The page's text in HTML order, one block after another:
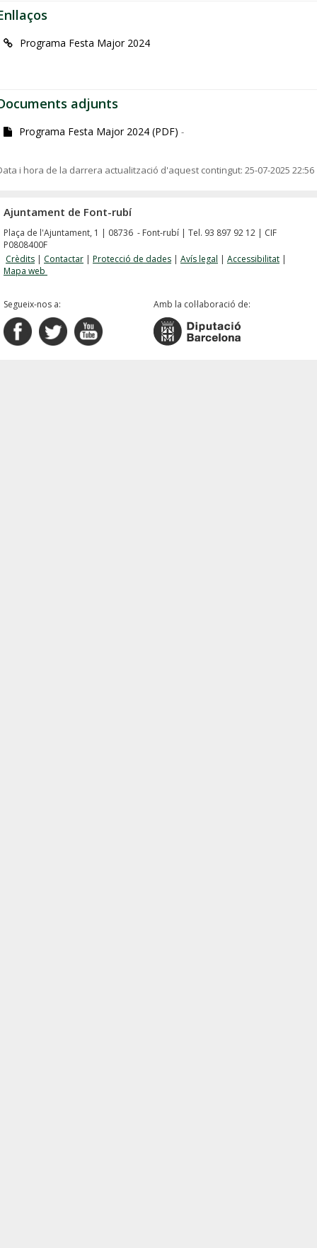
Programa Festa Major 2024
adjunts
Programa Festa Major 2024 (PDF) -
i hora de la darrera actualització d'aquest contingut: 25-07-2025 22:56
Ajuntament de Font-rubí
Plaça de l'Ajuntament, 1 | 08736 - Font-rubí | Tel. 93 897 92 12 | CIF
P0808400F
Crèdits | Contactar | Protecció de dades | Avís legal | Accessibilitat |
Mapa web
Segueix-nos a: Amb la col·laboració de: